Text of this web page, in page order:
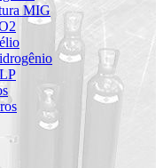
MIG